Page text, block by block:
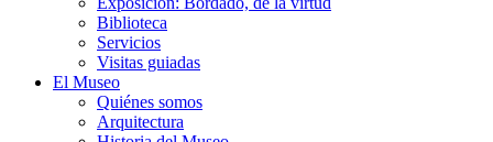
Biblioteca
Servicios
Visitas guiadas
El Museo
Quiénes somos
Arquitectura